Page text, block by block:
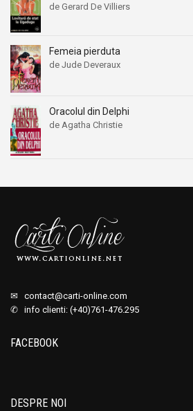
de Gerard De Villiers
Femeia pierduta
de Jude Deveraux
Oracolul din Delphi
de Agatha Christie
✉ contact@carti-online.com
✆ info clienti: (+40)761-476.295
FACEBOOK
DESPRE NOI